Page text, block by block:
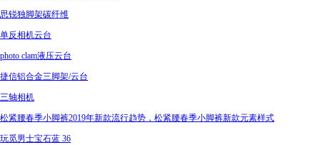
思锐独脚架碳纤维
单反相机云台
photo clam液压云台
捷信铝合金三脚架/云台
三轴相机
松紧腰春季小脚裤2019年新款流行趋势，松紧腰春季小脚裤新款元素样式
玩觅男士宝石蓝 36